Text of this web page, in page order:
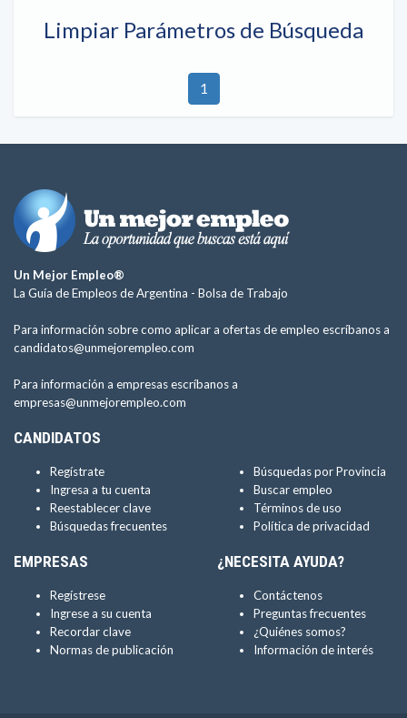
Limpiar Parámetros de Búsqueda
1
Un Mejor Empleo®
La Guía de Empleos de Argentina - Bolsa de Trabajo
Para información sobre como aplicar a ofertas de empleo escríbanos a
candidatos@unmejorempleo.com
Para información a empresas escríbanos a
empresas@unmejorempleo.com
CANDIDATOS
Regístrate
Ingresa a tu cuenta
Reestablecer clave
Búsquedas frecuentes
Búsquedas por Provincia
Buscar empleo
Términos de uso
Política de privacidad
EMPRESAS
Regístrese
Ingrese a su cuenta
Recordar clave
Normas de publicación
¿NECESITA AYUDA?
Contáctenos
Preguntas frecuentes
¿Quiénes somos?
Información de interés